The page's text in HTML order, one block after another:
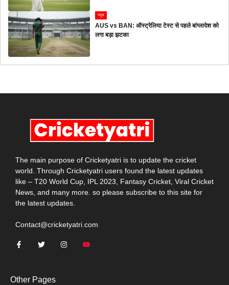
न्यूज
AUS vs BAN: ऑस्ट्रेलिया टेस्ट से पहले बांग्लादेश को
लगा बड़ा झटका
The main purpose of Cricketyatri is to update the cricket
world. Through Cricketyatri users found the latest updates
like – T20 World Cup, IPL 2023, Fantasy Cricket, Viral Cricket
News, and many more. so please subscribe to this site for
the latest updates.
Contact@cricketyatri.com
Other Pages